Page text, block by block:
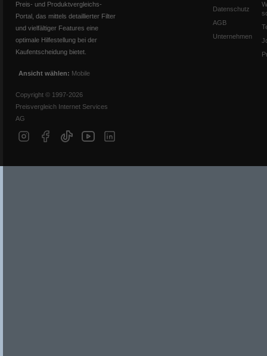
Preis- und Produktvergleichs-
Portal, das mittels detaillierter Filter
und vielfältiger Features eine
optimale Hilfestellung bei der
Kaufentscheidung bietet.
Ansicht wählen: Mobile
Copyright © 1997-2026
Preisvergleich Internet Services
AG
Datenschutz
AGB
Unternehmen